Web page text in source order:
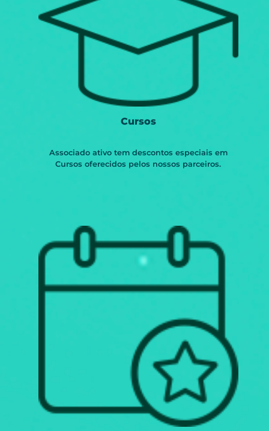
Cursos
Associado ativo tem descontos especiais em
Cursos oferecidos pelos nossos parceiros.